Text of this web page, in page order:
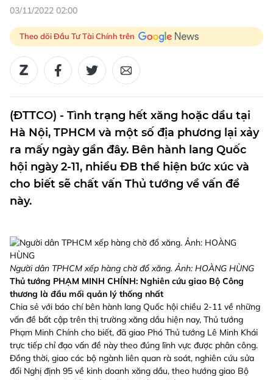
03/11/2022 02:00
Theo dõi Đầu Tư Tài Chính trên
(ĐTTCO) - Tình trạng hết xăng hoặc dầu tại
Hà Nội, TPHCM và một số địa phương lại xảy
ra mấy ngày gần đây. Bên hành lang Quốc
hội ngày 2-11, nhiều ĐB thể hiện bức xúc và
cho biết sẽ chất vấn Thủ tướng về vấn đề
này.
Người dân TPHCM xếp hàng chờ đổ xăng. Ảnh: HOÀNG HÙNG
Thủ tướng PHẠM MINH CHÍNH: Nghiên cứu giao Bộ Công
thương là đầu mối quản lý thống nhất
Chia sẻ với báo chí bên hành lang Quốc hội chiều 2-11 về những
vấn đề bất cập trên thị trường xăng dầu hiện nay, Thủ tướng
Phạm Minh Chính cho biết, đã giao Phó Thủ tướng Lê Minh Khái
trực tiếp chỉ đạo vấn đề này theo đúng lĩnh vực được phân công.
Đồng thời, giao các bộ ngành liên quan rà soát, nghiên cứu sửa
đổi Nghị định 95 về kinh doanh xăng dầu, theo hướng giao Bộ